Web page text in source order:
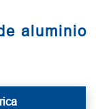
aluminio